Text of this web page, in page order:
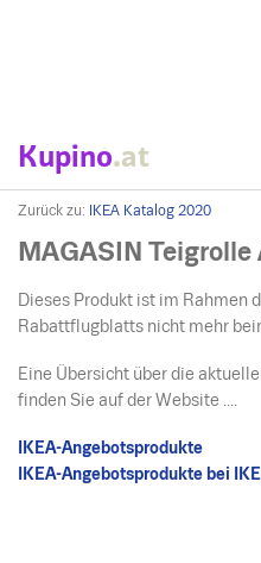
Kupino.at
Zurück zu: IKEA Katalog 2020
MAGASIN Teigrolle
Dieses Produkt ist im Rahmen
Rabattflugblatts nicht mehr
Eine Übersicht über die
finden Sie auf der Website ....
IKEA-Angebotsprodukte
IKEA-Angebotsprodukte bei